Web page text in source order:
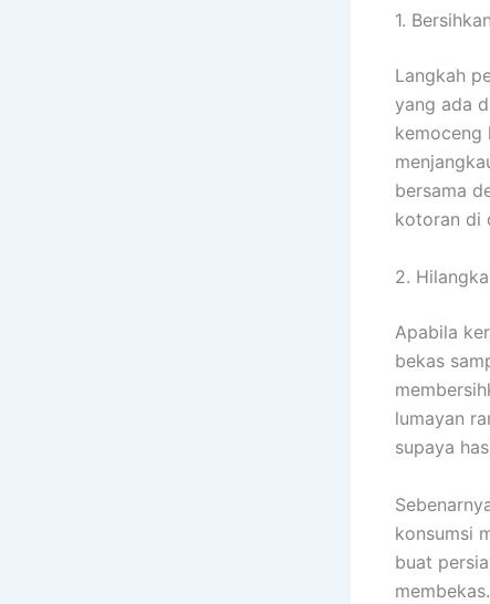
1.
Langkah
yang ada
kemoceng
bersama
kotoran di
2.
Apabila
bekas
lumayan
supaya
konsumsi
buat